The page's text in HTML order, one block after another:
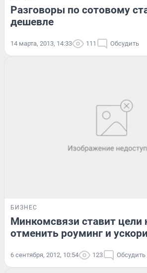
Разговоры по сотовому
дешевле
14 марта, 2013, 14:33 111 Обсудить
БИЗНЕС
Минкомсвязи ставит цели
отменить роуминг и
6 сентября, 2012, 10:54 123 Обсудить